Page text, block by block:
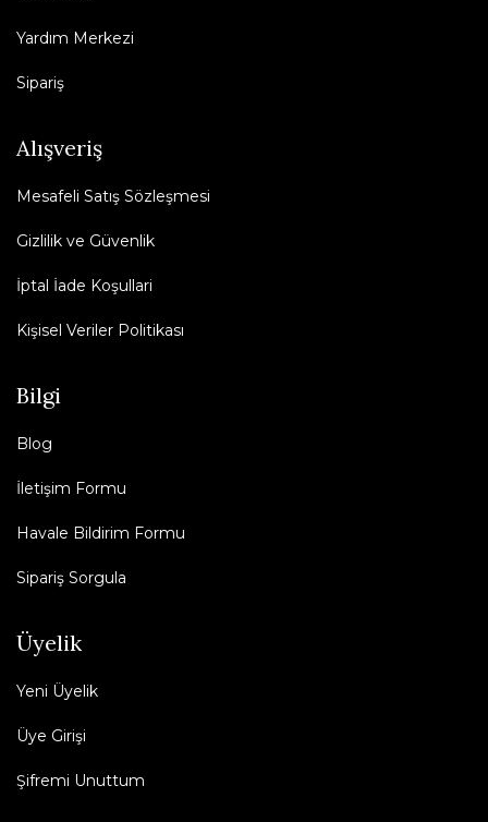
Yardım Merkezi
Sipariş
Alışveriş
Mesafeli Satış Sözleşmesi
Gizlilik ve Güvenlik
İptal İade Koşullari
Kişisel Veriler Politikası
Bilgi
Blog
İletişim Formu
Havale Bildirim Formu
Sipariş Sorgula
Üyelik
Yeni Üyelik
Üye Girişi
Şifremi Unuttum